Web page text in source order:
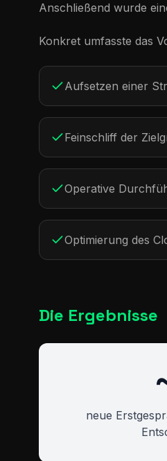
Anschließend wurde
Konkret umfasste das
Aufsetzen einer
Feinschliff der
Operative
Optimierung des
Die Ergebnisse
neue